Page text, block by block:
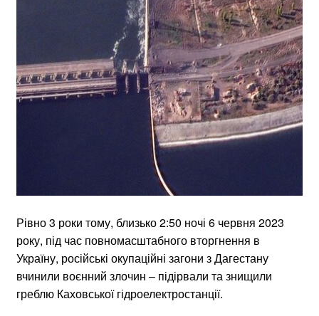
Рівно 3 роки тому, близько 2:50 ночі 6 червня 2023
року, під час повномасштабного вторгнення в
Україну, російські окупаційні загони з Дагестану
вчинили воєнний злочин – підірвали та знищили
греблю Каховської гідроелектростанції.